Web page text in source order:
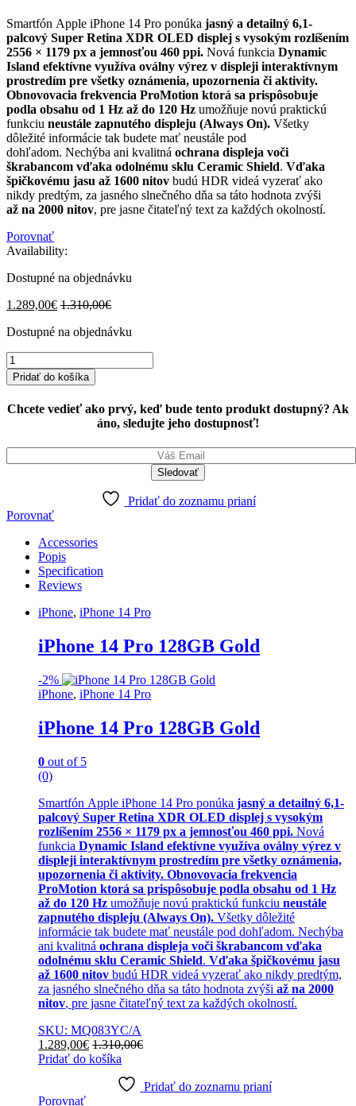
Smartfón Apple iPhone 14 Pro ponúka jasný a detailný 6,1-
palcový Super Retina XDR OLED displej s vysokým rozlíšením
2556 × 1179 px a jemnosťou 460 ppi. Nová funkcia Dynamic
Island efektívne využíva oválny výrez v displeji interaktívnym
prostredím pre všetky oznámenia, upozornenia či aktivity.
Obnovovacia frekvencia ProMotion ktorá sa prispôsobuje
podla obsahu od 1 Hz až do 120 Hz umožňuje novú praktickú
funkciu neustále zapnutého displeju (Always On). Všetky
dôležité informácie tak budete mať neustále pod
dohľadom. Nechýba ani kvalitná ochrana displeja voči
škrabancom vďaka odolnému sklu Ceramic Shield. Vďaka
špičkovému jasu až 1600 nitov budú HDR videá vyzerať ako
nikdy predtým, za jasného slnečného dňa sa táto hodnota zvýši
až na 2000 nitov, pre jasne čitateľný text za každých okolností.
Porovnať
Availability:
Dostupné na objednávku
1.289,00€ 1.310,00€
Dostupné na objednávku
iPhone
14
Pro
Gold
Pridať do košíka
Chcete vedieť ako prvý, keď bude tento produkt dostupný? Ak
áno, sledujte jeho dostupnosť!
Pridať do zoznamu prianí
Porovnať
Accessories
Popis
Specification
Reviews
iPhone, iPhone 14 Pro
iPhone 14 Pro 128GB Gold
-2%
iPhone, iPhone 14 Pro
iPhone 14 Pro 128GB Gold
0 out of 5
(0)
Smartfón Apple iPhone 14 Pro ponúka jasný a detailný 6,1-
palcový Super Retina XDR OLED displej s vysokým
rozlíšením 2556 × 1179 px a jemnosťou 460 ppi. Nová
funkcia Dynamic Island efektívne využíva oválny výrez v
displeji interaktívnym prostredím pre všetky oznámenia,
upozornenia či aktivity. Obnovovacia frekvencia
ProMotion ktorá sa prispôsobuje podla obsahu od 1 Hz
až do 120 Hz umožňuje novú praktickú funkciu neustále
zapnutého displeju (Always On). Všetky dôležité
informácie tak budete mať neustále pod dohľadom. Nechýba
ani kvalitná ochrana displeja voči škrabancom vďaka
odolnému sklu Ceramic Shield. Vďaka špičkovému jasu
až 1600 nitov budú HDR videá vyzerať ako nikdy predtým,
za jasného slnečného dňa sa táto hodnota zvýši až na 2000
nitov, pre jasne čitateľný text za každých okolností.
SKU: MQ083YC/A
1.289,00€ 1.310,00€
Pridať do košíka
Pridať do zoznamu prianí
Porovnať